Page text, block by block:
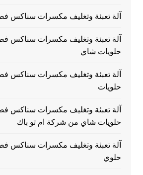
آلة تعبئة وتغليف مكسرات
آلة تعبئة وتغليف مكسرات
حلويات شاي
آلة تعبئة وتغليف مكسرات
حلويات
آلة تعبئة وتغليف مكسرات
حلويات شاي من شركة ام تو باك
آلة تعبئة وتغليف مكسرات
حلوي